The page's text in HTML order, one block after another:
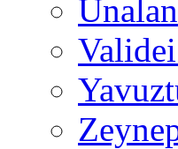
Ünalan